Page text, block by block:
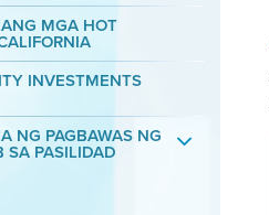
MGA HOT
INVESTMENTS
NG PAGBAWAS NG
SA PASILIDAD